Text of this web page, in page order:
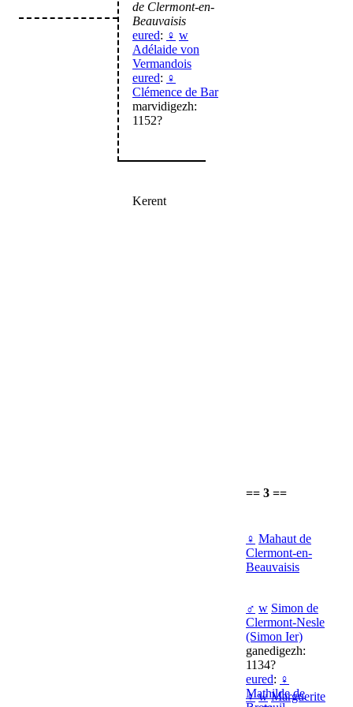
de Clermont-en-
Beauvaisis
eured: ♀ w
Adélaide von
Vermandois
eured: ♀
Clémence de Bar
marvidigezh:
1152?
Kerent
== 3 ==
♀ Mahaut de
Clermont-en-
Beauvaisis
♂ w Simon de
Clermont-Nesle
(Simon Ier)
ganedigezh:
1134?
eured: ♀
Mathilde de
♀ w Marguerite